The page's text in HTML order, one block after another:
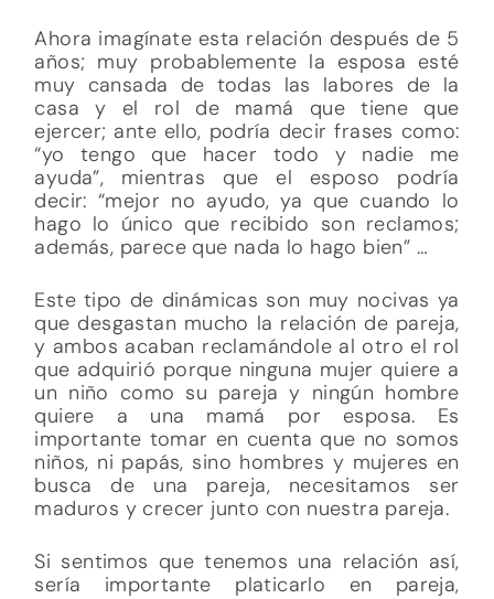
Ahora imagínate esta relación después de 5
años; muy probablemente la esposa esté
muy cansada de todas las labores de la
casa y el rol de mamá que tiene que
ejercer; ante ello, podría decir frases como:
“yo tengo que hacer todo y nadie me
ayuda”, mientras que el esposo podría
decir: “mejor no ayudo, ya que cuando lo
hago lo único que recibido son reclamos;
además, parece que nada lo hago bien” …
Este tipo de dinámicas son muy nocivas ya
que desgastan mucho la relación de pareja,
y ambos acaban reclamándole al otro el rol
que adquirió porque ninguna mujer quiere a
un niño como su pareja y ningún hombre
quiere a una mamá por esposa. Es
importante tomar en cuenta que no somos
niños, ni papás, sino hombres y mujeres en
busca de una pareja, necesitamos ser
maduros y crecer junto con nuestra pareja.
Si sentimos que tenemos una relación así,
sería importante platicarlo en pareja,